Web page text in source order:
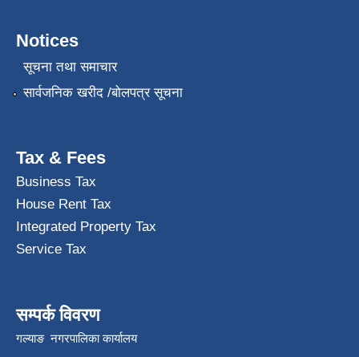
Notices
सूचना तथा समाचार
सार्वजनिक खरीद /बोलपत्र सूचना
Tax & Fees
Business Tax
House Rent Tax
Integrated Property Tax
Service Tax
सम्पर्क विवरण
गल्याङ नगरपालिका कार्यालय